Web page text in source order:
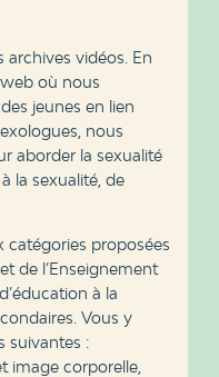
vidéos. En
où nous
jeunes en lien
nous
aborder la sexualité
la sexualité, de
catégories proposées
de l’Enseignement
à la
Vous y
suivantes :
image corporelle,